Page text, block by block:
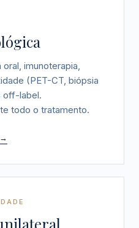
imunoterapia,
(PET-CT, biópsia
off-label.
todo o tratamento.